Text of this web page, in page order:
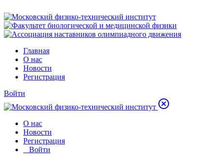
Главная
О нас
Новости
Регистрация
Войти
О нас
Новости
Регистрация
Войти